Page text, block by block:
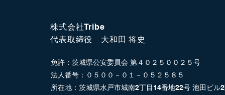
株式会社Tribe
​代表取締役 大和田 将史
​免許：茨城県公安委員会 第４０２５００２５号
法人番号：０５００－０１－０５２５８５
所在地：茨城県水戸市城南2丁目14番地22号 池田ビル​